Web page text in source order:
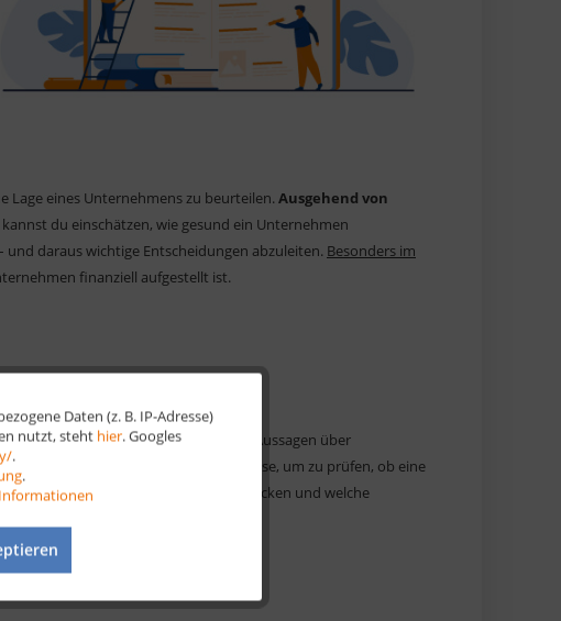
Lage eines Unternehmens zu beurteilen. Ausgehend von
kannst du einschätzen, wie gesund ein Unternehmen
daraus wichtige Entscheidungen abzuleiten. Besonders im
finanziell aufgestellt ist.
Dazu gehören unter anderem Aussagen über
oder Investoren – nutzen diese Analyse, um zu prüfen, ob eine
hier lernst, wie Unternehmen wirklich ticken und welche
Aktiv
Daten (z. B. IP-Adresse)
nutzt, steht hier. Googles
.
.